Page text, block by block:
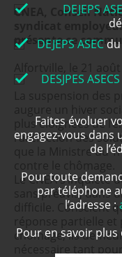
CNEA, Conseil
syndicat
présente ce
La suspension des
plus éloignées de
raréfaction des
que la Ministre du
Le CNEA
sans préavis, dans
difficile. Conscient
chômage, ils
nécessaire tant
DEJEPS
DEJEPS ASECdu
DESJPES
Faites évoluer
engagez-vous
de
Pour toute
par téléphone
l’adresse :
Pour en savoir